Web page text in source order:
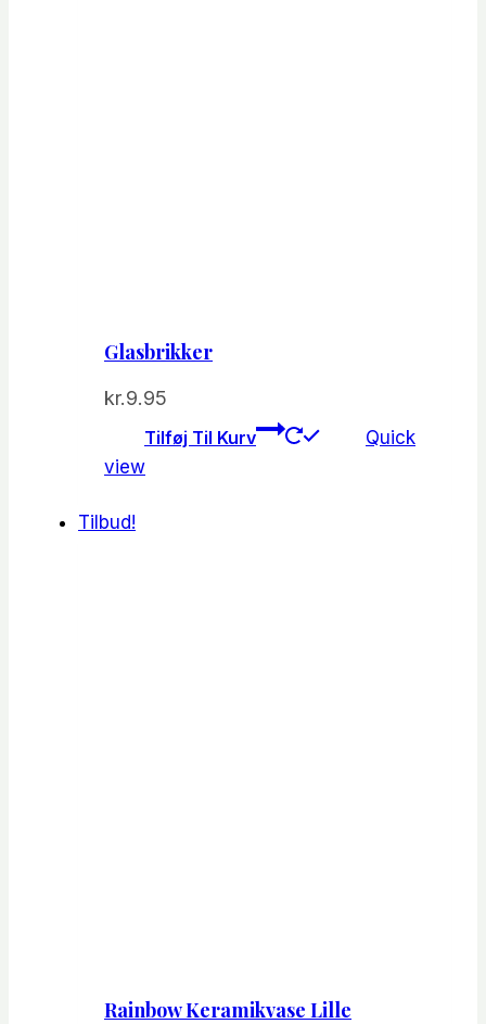
Glasbrikker
kr.9.95
Tilføj Til Kurv
Quick
view
Tilbud!
Rainbow Keramikvase Lille